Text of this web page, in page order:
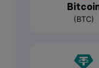
(BTC)